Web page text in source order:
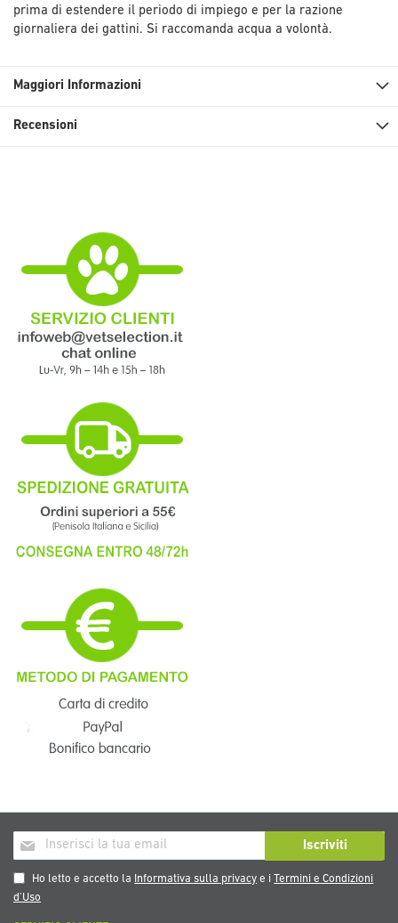
prima di estendere il periodo di impiego e per la razione
giornaliera dei gattini. Si raccomanda acqua a volontà.
Maggiori Informazioni
Recensioni
Iscriviti
alla
nostra
Newsletter:
Iscriviti
Ho letto e accetto la Informativa sulla privacy e iTermini e Condizioni
d’Uso